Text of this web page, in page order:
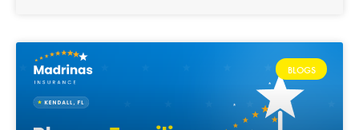
BLOGS